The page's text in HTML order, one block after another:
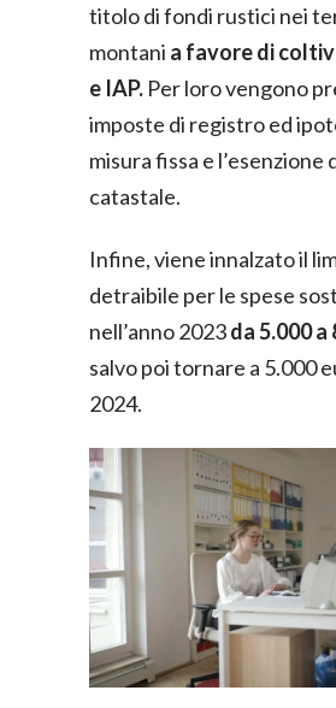
titolo di fondi rustici nei
montani a favore di
e IAP. Per lorovengono
imposte di registro ed
misura fissa e l’esenzione
catastale.
Infine, viene innalzato il
detraibile per le spese
nell’anno 2023da 5.000 a
salvo poi tornare a 5.000
2024.